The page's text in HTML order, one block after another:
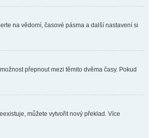
na vědomí, časové pásma a další nastavení si
přepnout mezi těmito dvěma časy. Pokud
můžete vytvořit nový překlad. Více